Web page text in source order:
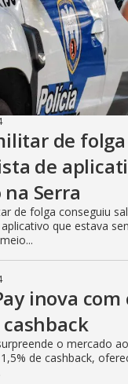
de
de
Serra
de folga conseguiu
que estava
inova
o mercado
de cashback,